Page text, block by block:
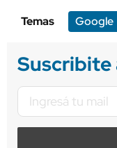
Temas
Google